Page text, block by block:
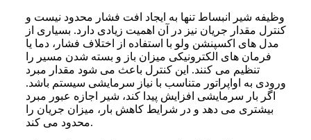
وظیفه شیر انبساط تنها به ایجاد افت فشار محدود نیست و
کنترل مقدار جریان نیز در آن اهمیت زیادی دارد. بسیاری از
مدل های اکسپنشن ولو با استفاده از اختلاف فشار، دما یا
فرمان های الکترونیکی میزان باز و بسته شدن مسیر را
تنظیم می کنند. این کنترل باعث می شود مقدار مبرد
ورودی به اواپراتور متناسب با نیاز سرمایشی سیستم باشد.
اگر بار سرمایشی افزایش پیدا کند، شیر اجازه عبور مبرد
بیشتری می دهد و در شرایط کاهش بار، میزان جریان را
محدود می کند.